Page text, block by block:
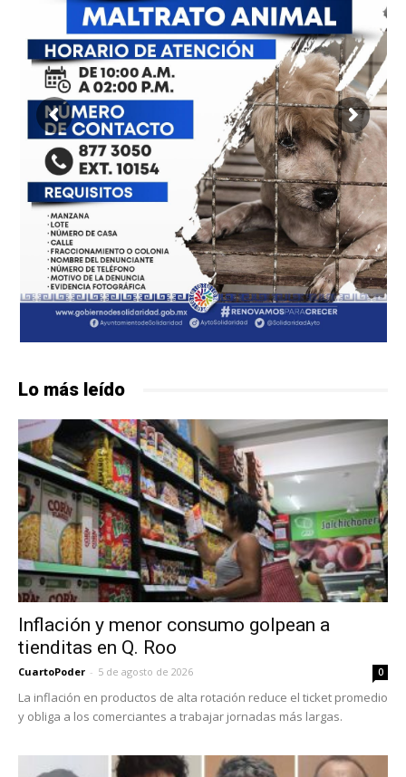
Lo más leído
Inflación y menor consumo golpean a
tienditas en Q. Roo
CuartoPoder - 5 de agosto de 2026 0
La inflación en productos de alta rotación reduce el ticket promedio
y obliga a los comerciantes a trabajar jornadas más largas.